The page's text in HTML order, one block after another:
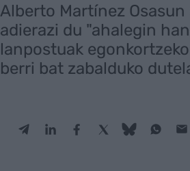
Alberto Martínez
adierazi du "ahalegin
lanpostuak
berri bat zabalduko